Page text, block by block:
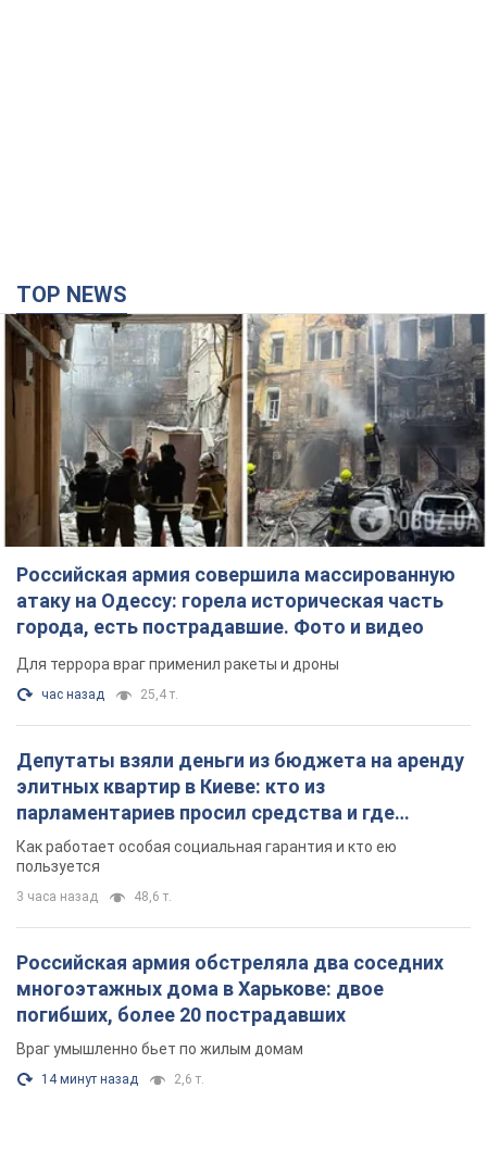
TOP NEWS
Российская армия совершила массированную
атаку на Одессу: горела историческая часть
города, есть пострадавшие. Фото и видео
Для террора враг применил ракеты и дроны
час назад 25,4 т.
Депутаты взяли деньги из бюджета на аренду
элитных квартир в Киеве: кто из
парламентариев просил средства и где
поселился
Как работает особая социальная гарантия и кто ею
пользуется
3 часа назад 48,6 т.
Российская армия обстреляла два соседних
многоэтажных дома в Харькове: двое
погибших, более 20 пострадавших
Враг умышленно бьет по жилым домам
14 минут назад 2,6 т.